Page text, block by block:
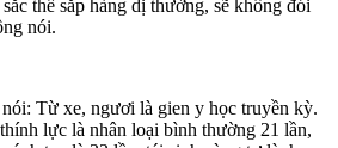
thể sắp hàng dị thường, sẽ không đói
nói.
Từ xe, ngươi là gien y học truyền kỳ.
lực là nhân loại bình thường 21 lần,